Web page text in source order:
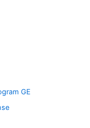
GE